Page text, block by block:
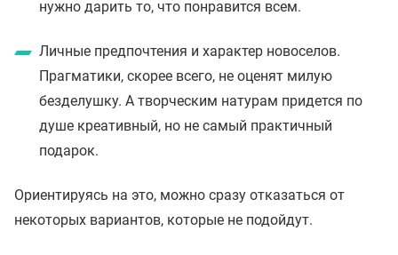
нужно дарить то, что понравится всем.
Личные предпочтения и характер новоселов.
Прагматики, скорее всего, не оценят милую
безделушку. А творческим натурам придется по
душе креативный, но не самый практичный
подарок.
Ориентируясь на это, можно сразу отказаться от
некоторых вариантов, которые не подойдут.